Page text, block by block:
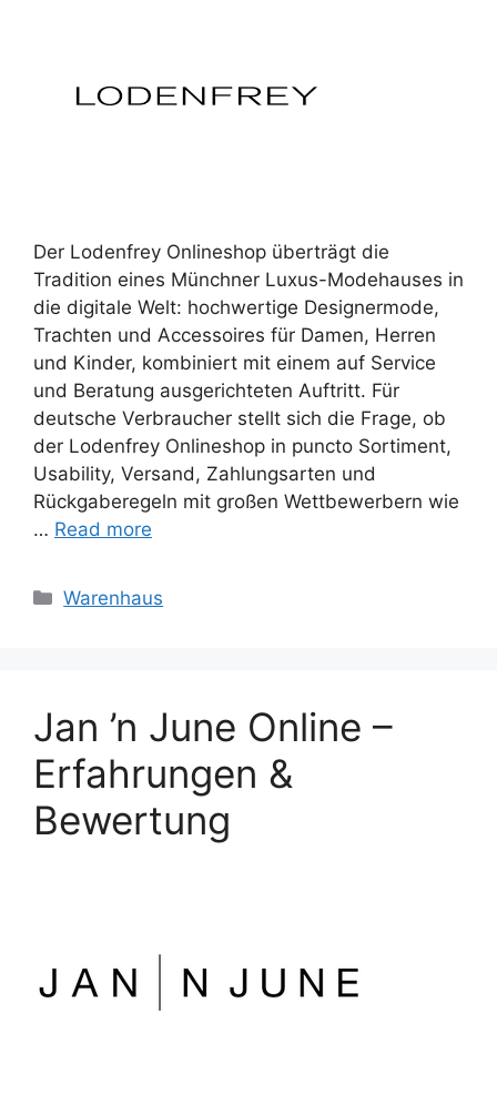
Der Lodenfrey Onlineshop überträgt die
Tradition eines Münchner Luxus-Modehauses in
die digitale Welt: hochwertige Designermode,
Trachten und Accessoires für Damen, Herren
und Kinder, kombiniert mit einem auf Service
und Beratung ausgerichteten Auftritt. Für
deutsche Verbraucher stellt sich die Frage, ob
der Lodenfrey Onlineshop in puncto Sortiment,
Usability, Versand, Zahlungsarten und
Rückgaberegeln mit großen Wettbewerbern wie
… Read more
Categories
Warenhaus
Jan ’n June Online –
Erfahrungen &
Bewertung